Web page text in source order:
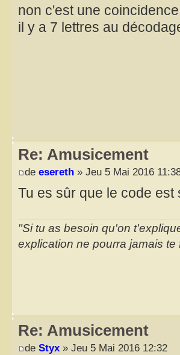
non c'est une coincidence
il y a 7 lettres au
Re: Amusicement
de esereth » Jeu 5 Mai 2016
Tu es sûr que le code est
"Si tu as besoin qu'on
explication ne pourra jamais te
Re: Amusicement
de Styx » Jeu 5 Mai 2016 12:32